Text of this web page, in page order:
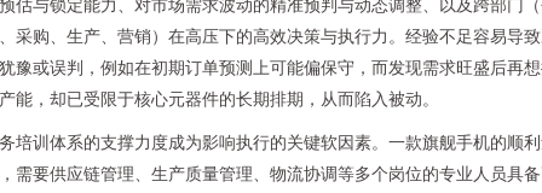
估与锁定能力、对市场需求波动的精准预判与动态调整、以及跨部门
采购、生产、营销）在高压下的高效决策与执行力。经验不足容易导
豫或误判，例如在初期订单预测上可能偏保守，而发现需求旺盛后再
能，却已受限于核心元器件的长期排期，从而陷入被动。
培训体系的支撑力度成为影响执行的关键软因素。一款旗舰手机的顺
需要供应链管理、生产质量管理、物流协调等多个岗位的专业人员具